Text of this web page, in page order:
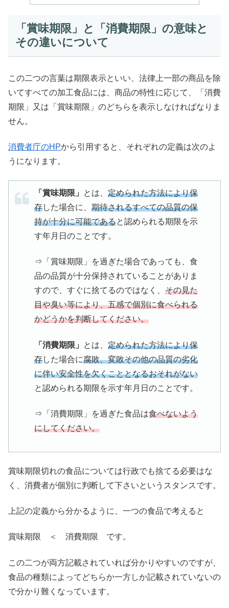
「賞味期限」と「消費期限」の意味と
その違いについて
この二つの言葉は期限表示といい、法律上一部の商品を除
いてすべての加工食品には、商品の特性に応じて、「消費
期限」又は「賞味期限」のどちらを表示しなければなりま
せん。
消費者庁のHPから引用すると、それぞれの定義は次のよ
うになります。
「賞味期限」 とは、 定められた方法により保
存した場合に、 期待されるすべての品質の保
持が十分に可能であると認められる期限を示
す年月日のことです。
⇒「賞味期限」を過ぎた場合であっても、食
品の品質が十分保持されていることがありま
すので、すぐに捨てるのではなく、 その見た
目や臭い等により、五感で個別に食べられる
かどうかを判断してください。
「消費期限」 とは、 定められた方法により保
存した場合に腐敗、変敗その他の品質の劣化
に伴い安全性を欠くこととなるおそれがない
と認められる期限を示す年月日のことです。
⇒「消費期限」を過ぎた食品は食べないよう
にしてください。
賞味期限切れの食品については行政でも捨てる必要はな
く、消費者が個別に判断して下さいというスタンスです。
上記の定義から分かるように、一つの食品で考えると
賞味期限 ＜ 消費期限 です。
この二つが両方記載されていれば分かりやすいのですが、
食品の種類によってどちらか一方しか記載されていないの
で分かり難くなっています。